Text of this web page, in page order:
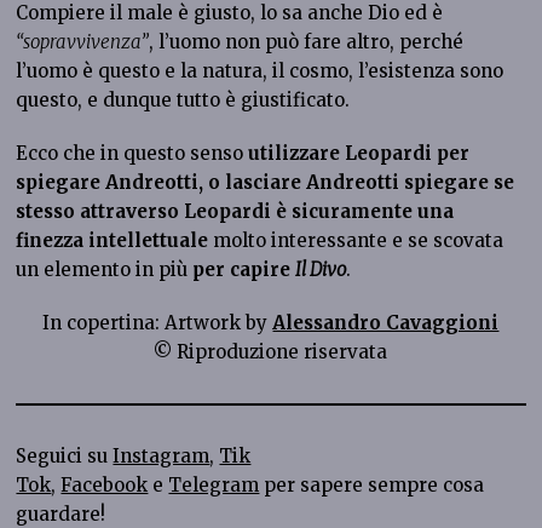
Compiere il male è giusto, lo sa anche Dio ed è
“sopravvivenza”, l’uomo non può fare altro, perché
l’uomo è questo e la natura, il cosmo, l’esistenza sono
questo, e dunque tutto è giustificato.
Ecco che in questo senso utilizzare Leopardi per
spiegare Andreotti, o lasciare Andreotti spiegare se
stesso attraverso Leopardi è sicuramente una
finezza intellettuale molto interessante e se scovata
un elemento in più per capireIl Divo.
In copertina: Artwork byAlessandro Cavaggioni
© Riproduzione riservata
Seguici suInstagram, Tik
Tok,Facebook e Telegram per sapere sempre cosa
guardare!